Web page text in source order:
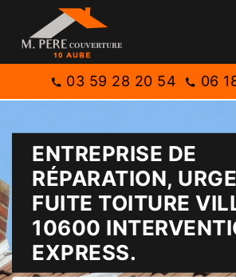
03 59 28 20 54 06
ENTREPRISE DE
RÉPARATION,
FUITE TOITURE
10600
EXPRESS.